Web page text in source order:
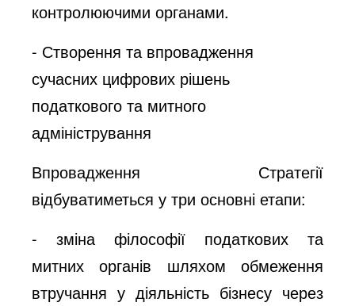
контролюючими органами.
- Створення та впровадження
сучасних цифрових рішень
податкового та митного
адміністрування
Впровадження Стратегії
відбуватиметься у три основні етапи:
- зміна філософії податкових та
митних органів шляхом обмеження
втручання у діяльність бізнесу через